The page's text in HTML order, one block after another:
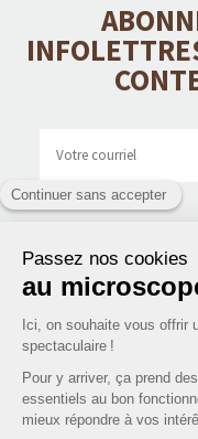
CONTACT
CATÉGORIES DE